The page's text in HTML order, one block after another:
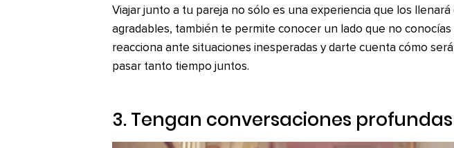
Viajar junto a tu pareja no sólo es una experiencia que los llenará
agradables, también te permite conocer un lado que no conocías
reacciona ante situaciones inesperadas y darte cuenta cómo será
pasar tanto tiempo juntos.
3. Tengan conversaciones profundas